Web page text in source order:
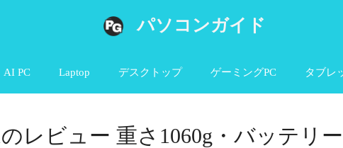
パソコンガイド
AI PC Laptop デスクトップ ゲーミングPC タブレ
のレビュー 重さ1060g・バッテリー